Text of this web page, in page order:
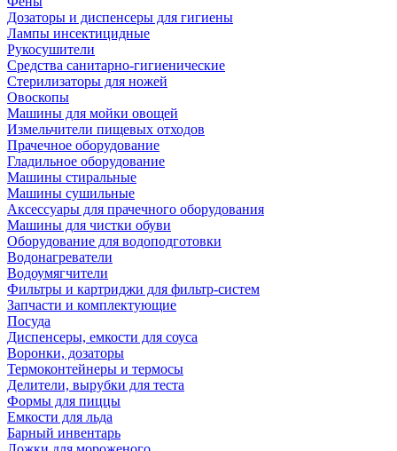
Дозаторы и диспенсеры для гигиены
Лампы инсектицидные
Рукосушители
Средства санитарно-гигиенические
Стерилизаторы для ножей
Овоскопы
Машины для мойки овощей
Измельчители пищевых отходов
Прачечное оборудование
Гладильное оборудование
Машины стиральные
Машины сушильные
Аксессуары для прачечного оборудования
Машины для чистки обуви
Оборудование для водоподготовки
Водонагреватели
Водоумягчители
Фильтры и картриджи для фильтр-систем
Запчасти и комплектующие
Посуда
Диспенсеры, емкости для соуса
Воронки, дозаторы
Термоконтейнеры и термосы
Делители, вырубки для теста
Формы для пиццы
Емкости для льда
Барный инвентарь